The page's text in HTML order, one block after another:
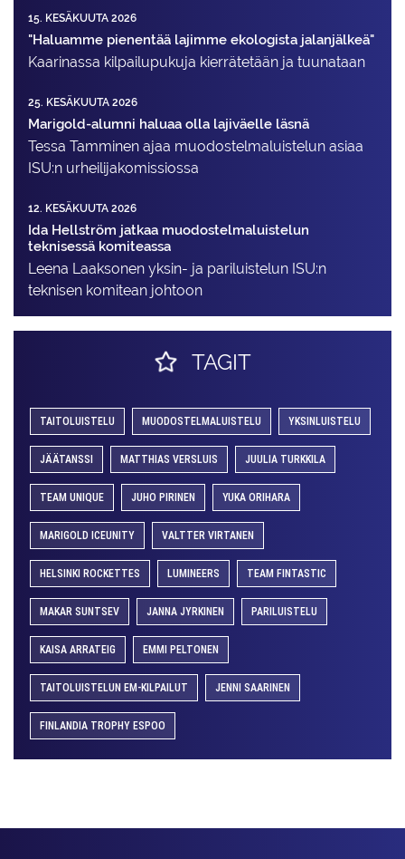
15. KESÄKUUTA 2026
"Haluamme pienentää lajimme ekologista jalanjälkeä"
Kaarinassa kilpailupukuja kierrätetään ja tuunataan
25. KESÄKUUTA 2026
Marigold-alumni haluaa olla lajiväelle läsnä
Tessa Tamminen ajaa muodostelma­luistelun asiaa
ISU:n urheilija­komissiossa
12. KESÄKUUTA 2026
Ida Hellström jatkaa muodostelmaluistelun
teknisessä komiteassa
Leena Laaksonen yksin- ja pariluistelun ISU:n
teknisen komitean johtoon
TAGIT
TAITOLUISTELU MUODOSTELMALUISTELU YKSINLUISTELU
JÄÄTANSSI MATTHIAS VERSLUIS JUULIA TURKKILA
TEAM UNIQUE JUHO PIRINEN YUKA ORIHARA
MARIGOLD ICEUNITY VALTTER VIRTANEN
HELSINKI ROCKETTES LUMINEERS TEAM FINTASTIC
MAKAR SUNTSEV JANNA JYRKINEN PARILUISTELU
KAISA ARRATEIG EMMI PELTONEN
TAITOLUISTELUN EM-KILPAILUT JENNI SAARINEN
FINLANDIA TROPHY ESPOO